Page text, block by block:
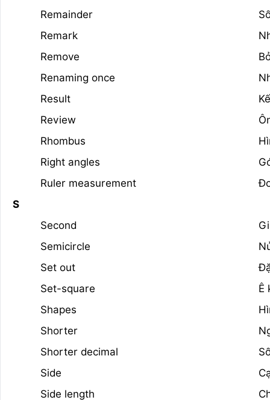
Remainder
Remark
Remove
Renaming once
Result
Review
Rhombus
Right angles
Ruler measurement
S
Second
Semicircle
Set out
Set-square
Ê
Shapes
Shorter
Shorter decimal
Side
Side length